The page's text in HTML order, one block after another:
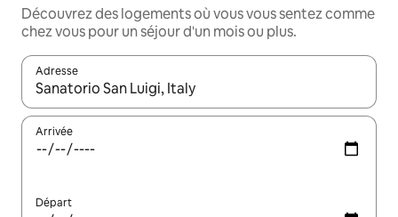
Découvrez des logements où vous vous sentez comme
chez vous pour un séjour d'un mois ou plus.
Adresse
Lorsque les résultats s'affichent, utilisez les flèches vers le
Arrivée
Départ